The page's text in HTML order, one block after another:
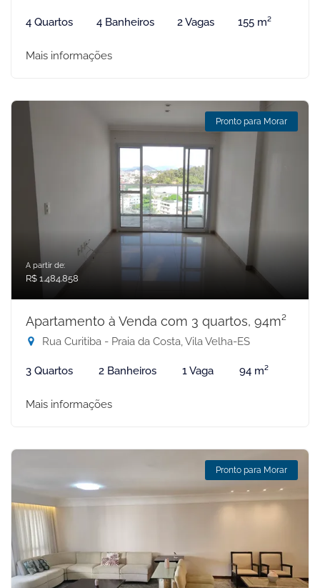
4 Quartos 4 Banheiros 2 Vagas 155 m²
Mais informações
Pronto para Morar
A partir de:
R$ 1.484.858
Apartamento à Venda com 3 quartos, 94m²
Rua Curitiba - Praia da Costa, Vila Velha-ES
3 Quartos 2 Banheiros 1 Vaga 94 m²
Mais informações
Pronto para Morar